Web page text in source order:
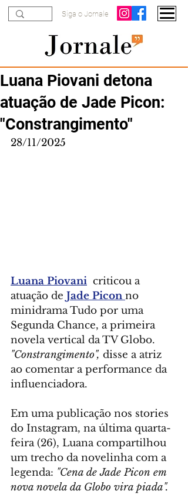
Siga o Jornale
Luana Piovani detona
atuação de Jade Picon:
"Constrangimento"
28/11/2025
Luana Piovani criticou a
atuação de Jade Picon no
minidrama Tudo por uma
Segunda Chance, a primeira
novela vertical da TV Globo.
"Constrangimento", disse a atriz
ao comentar a performance da
influenciadora.
Em uma publicação nos stories
do Instagram, na última quarta-
feira (26), Luana compartilhou
um trecho da novelinha com a
legenda: "Cena de Jade Picon em
nova novela da Globo vira piada".